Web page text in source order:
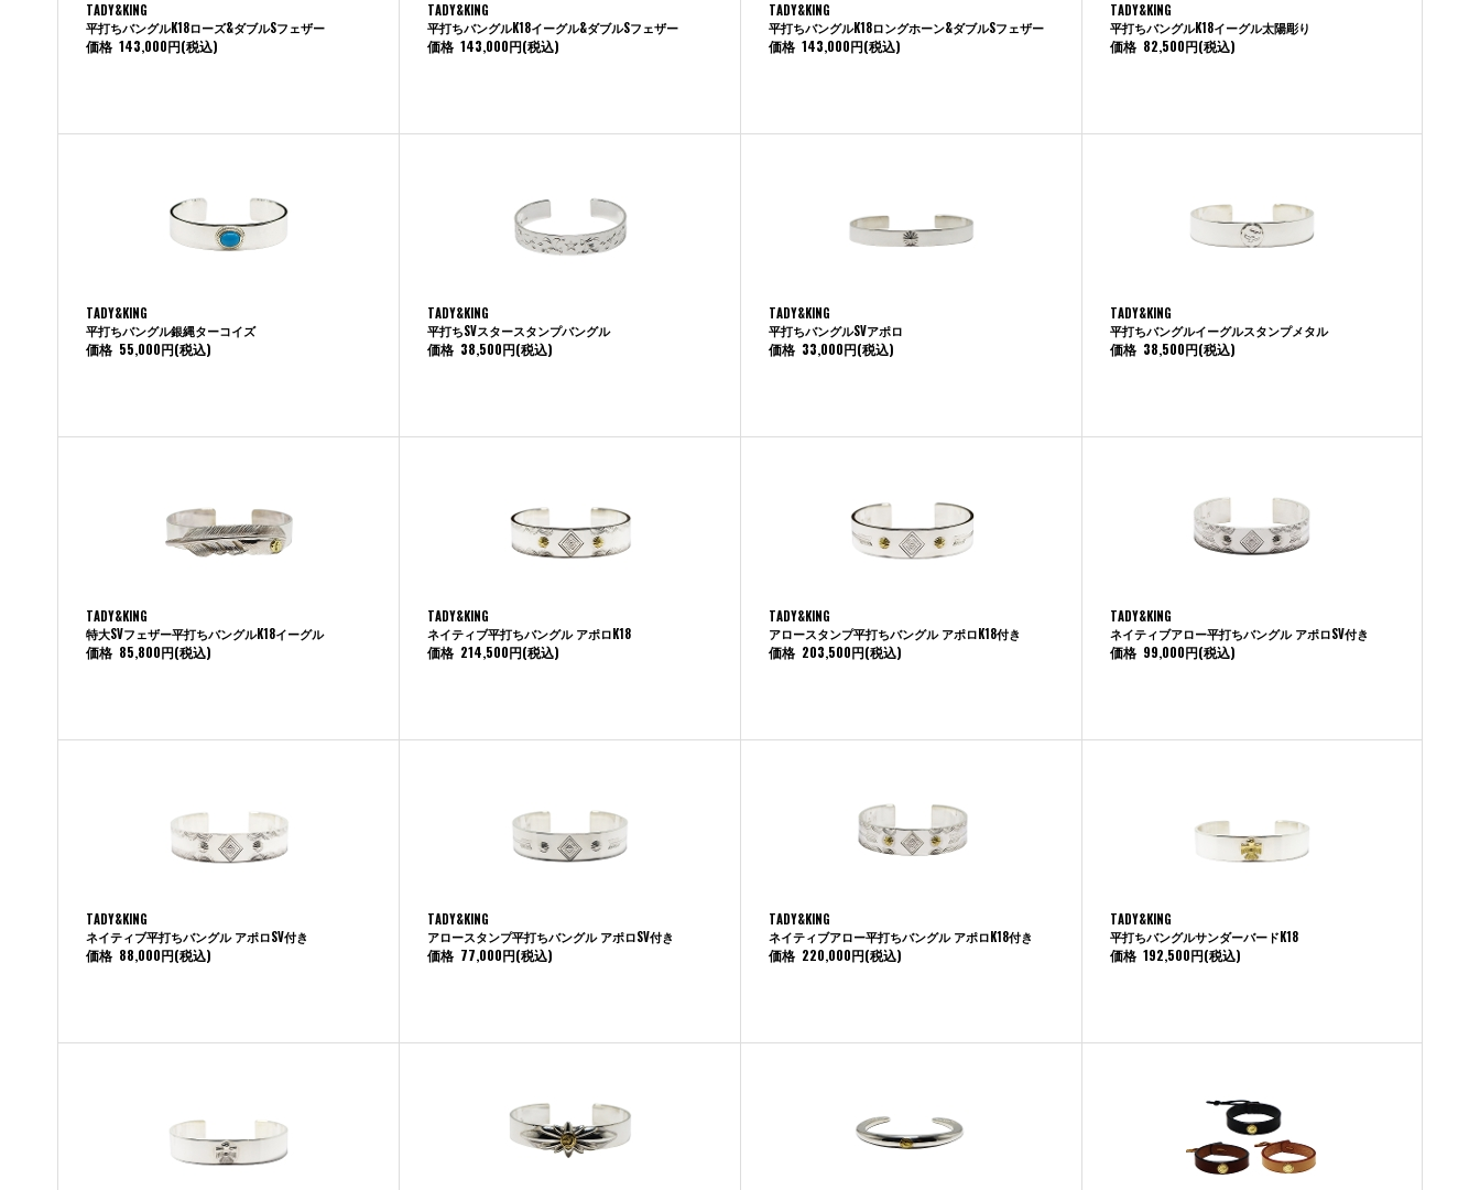
TADY&KING
平打ちバングルK18ローズ&ダブルSフェザー
価格 143,000円(税込)
TADY&KING
平打ちバングルK18イーグル&ダブルSフェザー
価格 143,000円(税込)
TADY&KING
平打ちバングルK18ロングホーン&ダブルSフェザー
価格 143,000円(税込)
TADY&KING
平打ちバングルK18イーグル太陽彫り
価格 82,500円(税込)
TADY&KING
平打ちバングル銀縄ターコイズ
価格 55,000円(税込)
TADY&KING
平打ちSVスタースタンプバングル
価格 38,500円(税込)
TADY&KING
平打ちバングルSVアポロ
価格 33,000円(税込)
TADY&KING
平打ちバングルイーグルスタンプメタル
価格 38,500円(税込)
TADY&KING
特大SVフェザー平打ちバングルK18イーグル
価格 85,800円(税込)
TADY&KING
ネイティブ平打ちバングル アポロK18
価格 214,500円(税込)
TADY&KING
アロースタンプ平打ちバングル アポロK18付き
価格 203,500円(税込)
TADY&KING
ネイティブアロー平打ちバングル アポロSV付き
価格 99,000円(税込)
TADY&KING
ネイティブ平打ちバングル アポロSV付き
価格 88,000円(税込)
TADY&KING
アロースタンプ平打ちバングル アポロSV付き
価格 77,000円(税込)
TADY&KING
ネイティブアロー平打ちバングル アポロK18付き
価格 220,000円(税込)
TADY&KING
平打ちバングルサンダーバードK18
価格 192,500円(税込)